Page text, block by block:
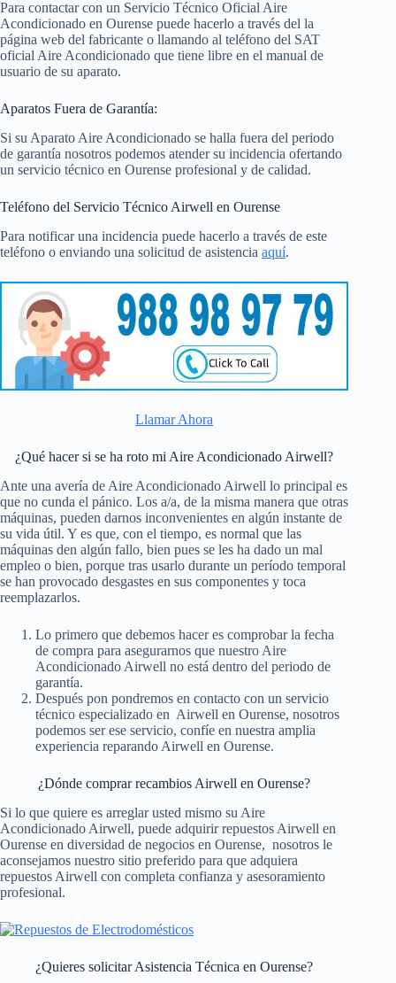
Para contactar con un Servicio Técnico Oficial Aire
Acondicionado en Ourense puede hacerlo a través del la
página web del fabricante o llamando al teléfono del SAT
oficial Aire Acondicionado que tiene libre en el manual de
usuario de su aparato.
Aparatos Fuera de Garantía:
Si su Aparato Aire Acondicionado se halla fuera del periodo
de garantía nosotros podemos atender su incidencia ofertando
un servicio técnico en Ourense profesional y de calidad.
Teléfono del Servicio Técnico Airwell en Ourense
Para notificar una incidencia puede hacerlo a través de este
teléfono o enviando una solicitud de asistencia aquí.
Llamar Ahora
¿Qué hacer si se ha roto mi Aire Acondicionado Airwell?
Ante una avería de Aire Acondicionado Airwell lo principal es
que no cunda el pánico. Los a/a, de la misma manera que otras
máquinas, pueden darnos inconvenientes en algún instante de
su vida útil. Y es que, con el tiempo, es normal que las
máquinas den algún fallo, bien pues se les ha dado un mal
empleo o bien, porque tras usarlo durante un período temporal
se han provocado desgastes en sus componentes y toca
reemplazarlos.
Lo primero que debemos hacer es comprobar la fecha
de compra para asegurarnos que nuestro Aire
Acondicionado Airwell no está dentro del periodo de
garantía.
Después pon pondremos en contacto con un servicio
técnico especializado en Airwell en Ourense, nosotros
podemos ser ese servicio, confíe en nuestra amplia
experiencia reparando Airwell en Ourense.
¿Dónde comprar recambios Airwell en Ourense?
Si lo que quiere es arreglar usted mismo su Aire
Acondicionado Airwell, puede adquirir repuestos Airwell en
Ourense en diversidad de negocios en Ourense, nosotros le
aconsejamos nuestro sitio preferido para que adquiera
repuestos Airwell con completa confianza y asesoramiento
profesional.
¿Quieres solicitar Asistencia Técnica en Ourense?